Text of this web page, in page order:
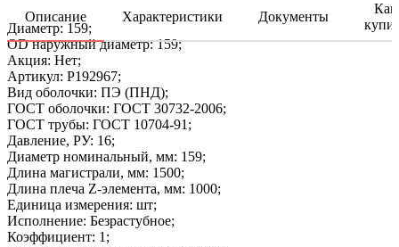
Описание Характеристики Документы
Как
Диаметр: 159;
OD наружный диаметр: 159;
Акция: Нет;
Артикул: P192967;
Вид оболочки: ПЭ (ПНД);
ГОСТ оболочки: ГОСТ 30732-2006;
ГОСТ трубы: ГОСТ 10704-91;
Давление, РУ: 16;
Диаметр номинальный, мм: 159;
Длина магистрали, мм: 1500;
Длина плеча Z-элемента, мм: 1000;
Единица измерения: шт;
Исполнение: Безрастубное;
Коэффициент: 1;